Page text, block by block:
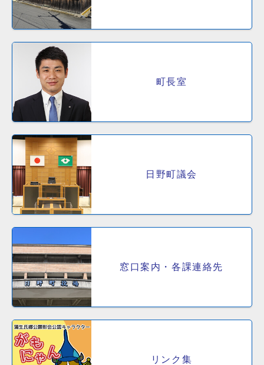
町長室
日野町議会
窓口案内・各課連絡先
リンク集